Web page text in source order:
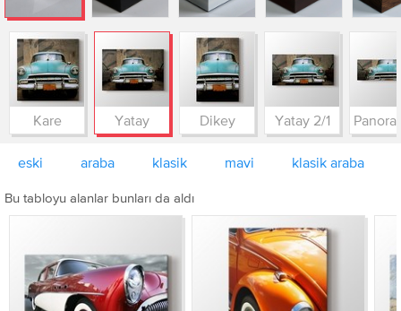
Kare Yatay Dikey Yatay 2/1
eski araba klasik mavi klasik araba
Bu tabloyu alanlar bunları da aldı